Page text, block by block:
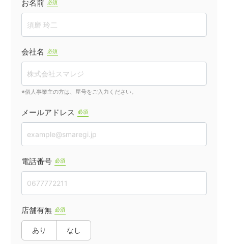
お名前 必須
会社名 必須
※個人事業主の方は、屋号をご入力ください。
メールアドレス 必須
電話番号 必須
店舗有無 必須
あり なし